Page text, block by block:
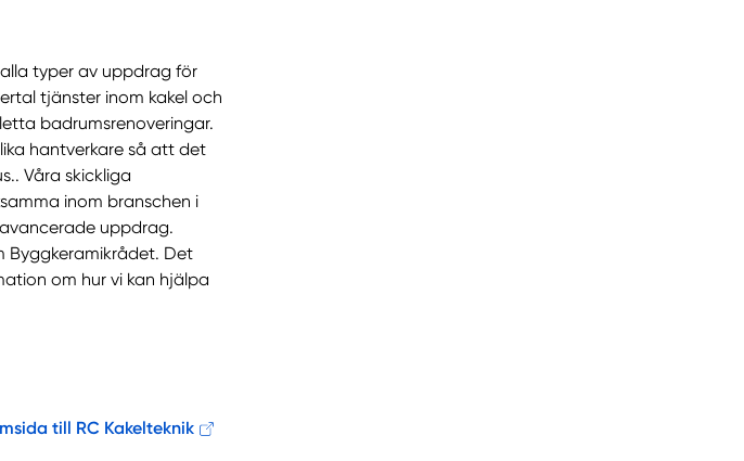
typer av uppdrag för
tjänster inom kakel och
badrumsrenoveringar.
hantverkare så att det
Våra skickliga
inom branschen i
uppdrag.
Byggkeramikrådet. Det
om hur vi kan hjälpa
till RC Kakelteknik